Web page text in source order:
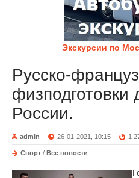
Экскурсии по
Русско-
физподготовки
России.
admin 26-01-2021, 10:15 1
Спорт / Все новости